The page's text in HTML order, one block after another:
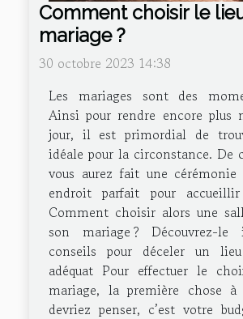
Comment choisir le
mariage ?
30 octobre 2023 14:38
Les mariages sont des
Ainsi pour rendre encore plus
jour, il est primordial de
idéale pour la circonstance. De
vous aurez fait une
endroit parfait pour
Comment choisir alors une
son mariage ? Découvrez-le
conseils pour déceler un
adéquat Pour effectuer le
mariage, la première chose à
devriez penser, c’est votre